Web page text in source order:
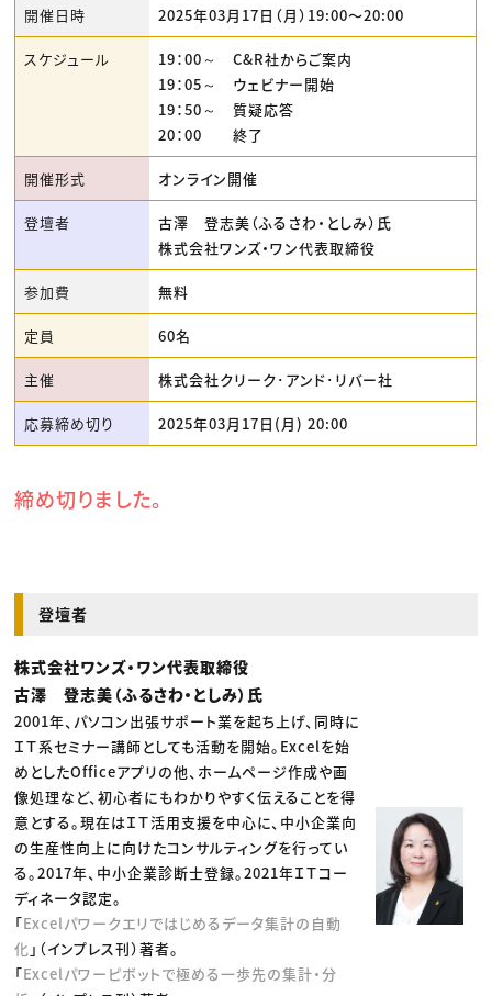
開催日時 2025年03月17日（月）19:00〜20:00
スケジュール
19：00～ C&R社からご案内
19：05～ ウェビナー開始
19：50～ 質疑応答
20：00 終了
開催形式 オンライン開催
登壇者
古澤 登志美（ふるさわ・としみ）氏
株式会社ワンズ・ワン代表取締役
参加費 無料
定員 60名
主催 株式会社クリーク･アンド･リバー社
応募締め切り 2025年03月17日(月) 20:00
締め切りました。
登壇者
株式会社ワンズ・ワン代表取締役
古澤 登志美（ふるさわ・としみ）氏
2001年、パソコン出張サポート業を起ち上げ、同時に
ＩＴ系セミナー講師としても活動を開始。Excelを始
めとしたOfficeアプリの他、ホームページ作成や画
像処理など、初心者にもわかりやすく伝えることを得
意とする。現在はＩＴ活用支援を中心に、中小企業向
の生産性向上に向けたコンサルティングを行ってい
る。2017年、中小企業診断士登録。2021年ＩＴコー
ディネータ認定。
「Excelパワークエリではじめるデータ集計の自動
化 」（インプレス刊）著者。
「Excelパワーピボットで極める一歩先の集計・分